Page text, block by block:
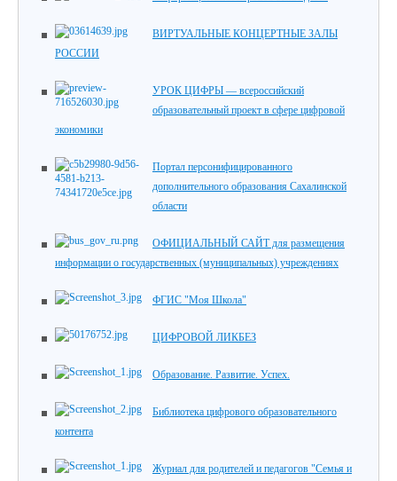
ВИРТУАЛЬНЫЕ КОНЦЕРТНЫЕ ЗАЛЫ
РОССИИ
УРОК ЦИФРЫ — всероссийский
образовательный проект в сфере цифровой
экономики
Портал персонифицированного
дополнительного образования Сахалинской
области
ОФИЦИАЛЬНЫЙ САЙТ для размещения
информации о государственных (муниципальных) учреждениях
ФГИС "Моя Школа"
ЦИФРОВОЙ ЛИКБЕЗ
Образование. Развитие. Успех.
Библиотека цифрового образовательного
контента
Журнал для родителей и педагогов "Семья и